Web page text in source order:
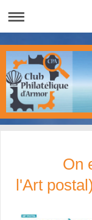
On en
l'Art postal)